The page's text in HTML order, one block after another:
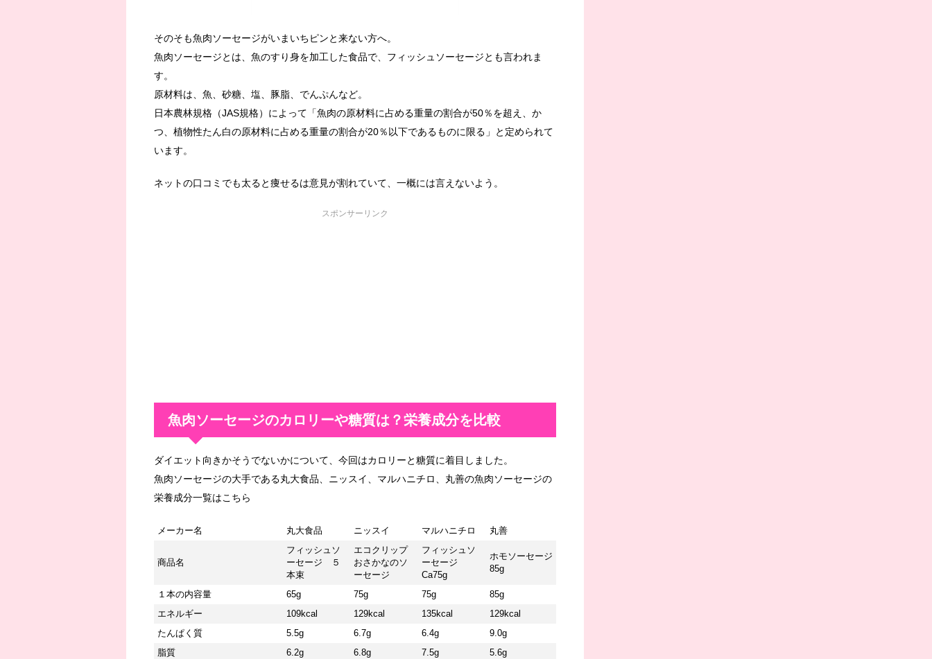
そのそも魚肉ソーセージがいまいちピンと来ない方へ。
魚肉ソーセージとは、魚のすり身を加工した食品で、フィッシュソーセージとも言われま
す。
原材料は、魚、砂糖、塩、豚脂、でんぷんなど。
日本農林規格（JAS規格）によって「魚肉の原材料に占める重量の割合が50％を超え、か
つ、植物性たん白の原材料に占める重量の割合が20％以下であるものに限る」と定められて
います。
ネットの口コミでも太ると痩せるは意見が割れていて、一概には言えないよう。
スポンサーリンク
魚肉ソーセージのカロリーや糖質は？栄養成分を比較
ダイエット向きかそうでないかについて、今回はカロリーと糖質に着目しました。
魚肉ソーセージの大手である丸大食品、ニッスイ、マルハニチロ、丸善の魚肉ソーセージの
栄養成分一覧はこちら
メーカー名 丸大食品 ニッスイ マルハニチロ 丸善
商品名
フィッシュソ
ーセージ ５
本束
エコクリップ
おさかなのソ
ーセージ
フィッシュソ
ーセージ
Ca75g
ホモソーセージ
85g
１本の内容量 65g 75g 75g
85g
エネルギー
109kcal 129kcal 135kcal
129kcal
たんぱく質
5.5g 6.7g 6.4g
9.0g
脂質
6.2g 6.8g 7.5g
5.6g